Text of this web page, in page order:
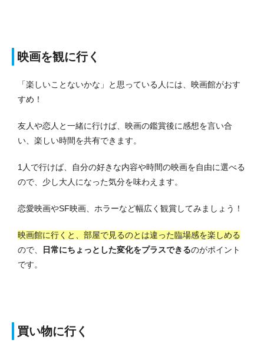
映画を観に行く
「楽しいことないかな」と思っている人には、映画館がおす
すめ！
友人や恋人と一緒に行けば、映画の鑑賞後に感想を言い合
い、楽しい時間を共有できます。
1人で行けば、自分の好きな内容や時間の映画を自由に選べる
ので、少し大人になった気分を味わえます。
恋愛映画やSF映画、ホラーなど幅広く観賞してみましょう！
映画館に行くと、部屋で見るのとは違った臨場感を楽しめる
ので、
日常にちょっとした変化をプラスできるのがポイント
です。
買い物に行く